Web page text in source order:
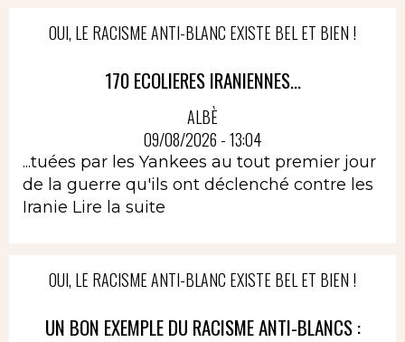
OUI, LE RACISME ANTI-BLANC EXISTE BEL ET BIEN !
170 ECOLIERES IRANIENNES...
ALBÈ
09/08/2026 - 13:04
...tuées par les Yankees au tout premier jour
de la guerre qu'ils ont déclenché contre les
Iranie Lire la suite
OUI, LE RACISME ANTI-BLANC EXISTE BEL ET BIEN !
UN BON EXEMPLE DU RACISME ANTI-BLANCS :